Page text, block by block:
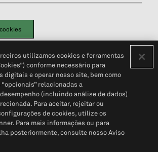
Portal de privacidade do cliente (em inglês)
Informações Pessoais© 2026 S&P Global
utilizamos cookies e ferramentas
conforme necessário para
digitais e operar nosso site, bem como
relacionadas a
(incluindo análise de dados)
Para aceitar, rejeitar ou
de cookies, utilize os
Para mais informações ou para
posteriormente, consulte nosso Aviso